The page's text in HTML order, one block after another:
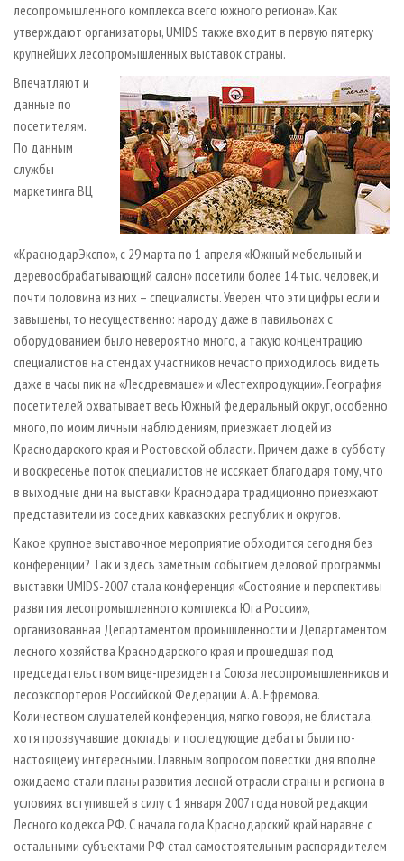
лесопромышленного комплекса всего южного региона». Как
утверждают организаторы, UMIDS также входит в первую пятерку
крупнейших лесопромышленных выставок страны.
Впечатляют и
данные по
посетителям.
По данным
службы
маркетинга ВЦ
«КраснодарЭкспо», с 29 марта по 1 апреля «Южный мебельный и
деревообрабатывающий салон» посетили более 14 тыс. человек, и
почти половина из них – специалисты. Уверен, что эти цифры если и
завышены, то несущественно: народу даже в павильонах с
оборудованием было невероятно много, а такую концентрацию
специалистов на стендах участников нечасто приходилось видеть
даже в часы пик на «Лесдревмаше» и «Лестехпродукции». География
посетителей охватывает весь Южный федеральный округ, особенно
много, по моим личным наблюдениям, приезжает людей из
Краснодарского края и Ростовской области. Причем даже в субботу
и воскресенье поток специалистов не иссякает благодаря тому, что
в выходные дни на выставки Краснодара традиционно приезжают
представители из соседних кавказских республик и округов.
Какое крупное выставочное мероприятие обходится сегодня без
конференции? Так и здесь заметным событием деловой программы
выставки UMIDS-2007 стала конференция «Состояние и перспективы
развития лесопромышленного комплекса Юга России»,
организованная Департаментом промышленности и Департаментом
лесного хозяйства Краснодарского края и прошедшая под
председательством вице-президента Союза лесопромышленников и
лесоэкспортеров Российской Федерации А. А. Ефремова.
Количеством слушателей конференция, мягко говоря, не блистала,
хотя прозвучавшие доклады и последующие дебаты были по-
настоящему интересными. Главным вопросом повестки дня вполне
ожидаемо стали планы развития лесной отрасли страны и региона в
условиях вступившей в силу с 1 января 2007 года новой редакции
Лесного кодекса РФ. С начала года Краснодарский край наравне с
остальными субъектами РФ стал самостоятельным распорядителем